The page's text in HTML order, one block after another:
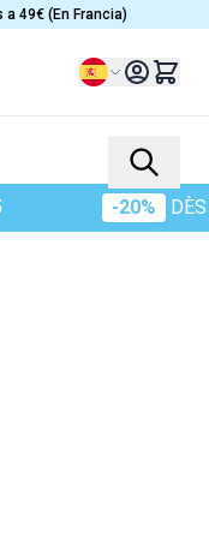
49€ (En Francia)
Lenguaje
DÈS 60€|